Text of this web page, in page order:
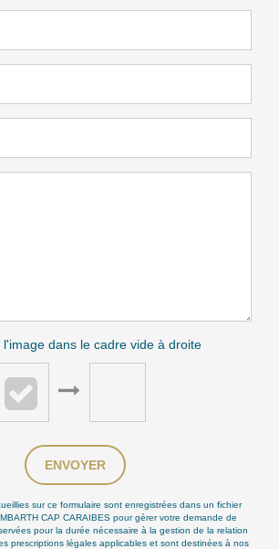
l'image dans le cadre vide à droite
ENVOYER
sur ce formulaire sont enregistrées dans un fichier
CAP CARAIBES pour gérer votre demande de
pour la durée nécessaire à la gestion de la relation
prescriptions légales applicables et sont destinées à nos